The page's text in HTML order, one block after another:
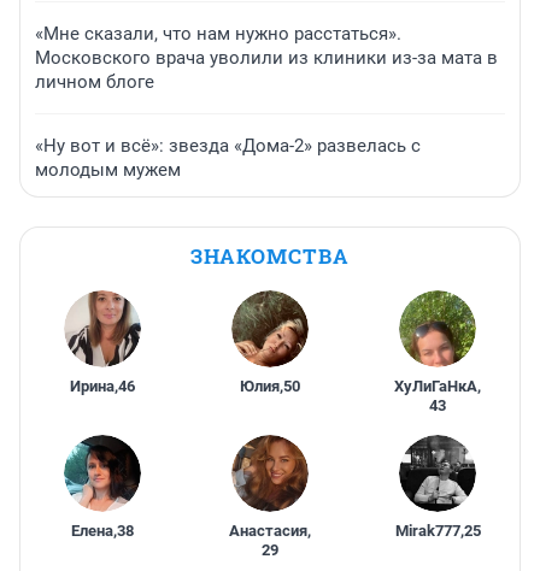
«Мне сказали, что нам нужно расстаться».
Московского врача уволили из клиники из-за мата в
личном блоге
«Ну вот и всё»: звезда «Дома-2» развелась с
молодым мужем
ЗНАКОМСТВА
Ирина,46 Юлия,50 ХуЛиГаНкА,
43
Елена,38 Анастасия,
29
Mirak777,25